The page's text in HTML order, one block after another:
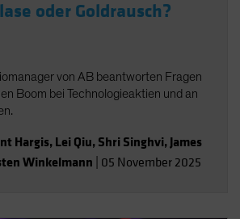
oder Goldrausch?
von AB beantworten Fragen
Boom bei Technologieaktien und an
Hargis, Lei Qiu, Shri Singhvi, James
Winkelmann 05 November 2025